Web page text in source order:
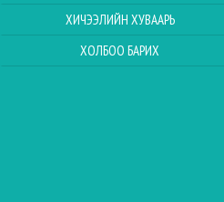
ХИЧЭЭЛИЙН ХУВААРЬ
ХОЛБОО БАРИХ